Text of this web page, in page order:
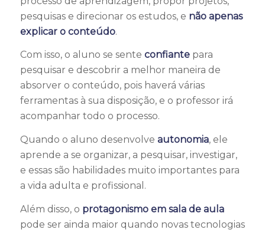
pesquisas e direcionar os estudos, e não apenas
explicar o conteúdo.
Com isso, o aluno se sente confiantepara
pesquisar e descobrir a melhor maneira de
absorver o conteúdo, pois haverá várias
ferramentas à sua disposição, e o professor irá
acompanhar todo o processo.
Quando o aluno desenvolve autonomia, ele
aprende a se organizar, a pesquisar, investigar,
e essas são habilidades muito importantes para
a vida adulta e profissional.
Além disso, o protagonismo em sala de aula
pode ser ainda maior quando novas tecnologias